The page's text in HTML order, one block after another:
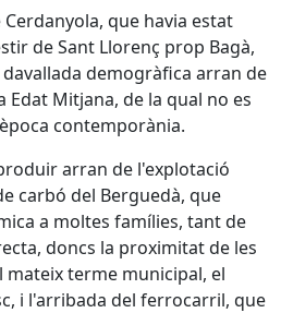
Cerdanyola, que havia estat
de Sant Llorenç prop Bagà,
demogràfica arran de
Edat Mitjana, de la qual no es
contemporània.
arran de l'explotació
carbó del Berguedà, que
a moltes famílies, tant de
doncs la proximitat de les
mateix terme municipal, el
i l'arribada del ferrocarril, que